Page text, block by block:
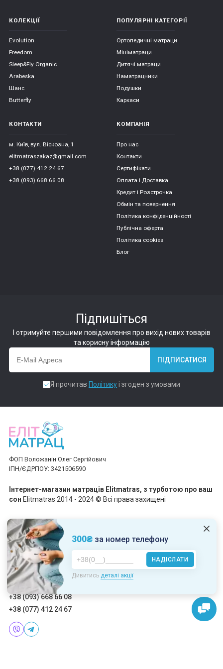
300₴за номер телефону
НАДІСЛАТИ
Дивитись деталі акції
КОЛЕКЦІЇ
Evolution
Freedom
Sleep&Fly Organic
Arabeska
Шанс
Butterfly
ПОПУЛЯРНІ КАТЕГОРІЇ
Ортопедичні матраци
Мініматраци
Дитячі матраци
Наматрацники
Подушки
Каркаси
КОНТАКТИ
м. Київ, вул. Віскозна, 1
elitmatraszakaz@gmail.com
+38 (077) 412 24 67
+38 (093) 668 66 08
КОМПАНІЯ
Про нас
Контакти
Сертифікати
Оплата і Доставка
Кредит і Розстрочка
Обмін та повернення
Політика конфіденційності
Публічна оферта
Політика cookies
Блог
Підпишіться
І отримуйте першими повідомлення про вихід нових товарів
та корисну інформацію
ПІДПИСАТИСЯ
Я прочитав Політикуі згоден з умовами
ФОП Воложанін Олег Сергійович
ІПН/ЄДРПОУ: 3421506590
Інтернет-магазин матраців Elitmatras, з турботою про ваш
сон Elitmatras 2014 - 2024 © Всі права захищені
Приймаємо платежі
Пн-Пт: 10:00 - 19:00
Сб-Нд: 10:00 - 17:00
+38 (093) 668 66 08
+38 (077) 412 24 67
**
*